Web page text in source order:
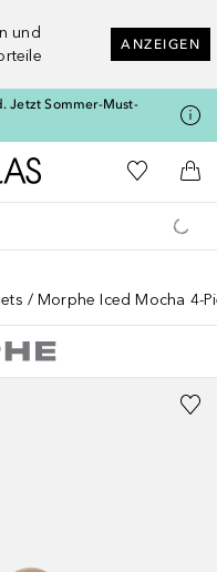
und
ANZEIGEN
Jetzt Sommer-Must-
Zur Douglas Startseite
Zu Meiner
Morphe Iced Mocha 4-